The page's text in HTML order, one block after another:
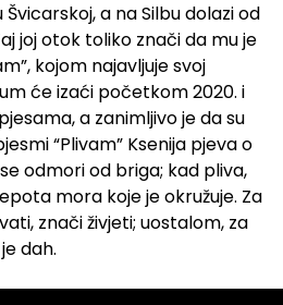
Švicarskoj, a na Silbu dolazi od
joj otok toliko znači da mu je
kojom najavljuje svoj
će izaći početkom 2020. i
a zanimljivo je da su
“Plivam” Ksenija pjeva o
odmori od briga; kad pliva,
mora koje je okružuje. Za
znači živjeti; uostalom, za
dah.